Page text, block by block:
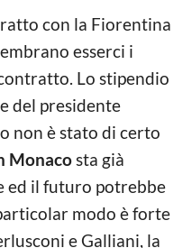
con la Fiorentina
esserci i
Lo stipendio
del presidente
non è stato di certo
Monacosta già
ed il futuro potrebbe
modo è forte
e Galliani, la